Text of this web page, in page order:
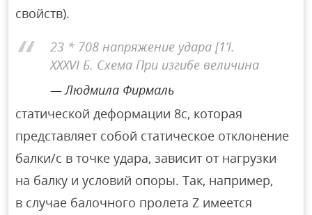
свойств).
23 * 708 напряжение удара [1’l.
XXXVI Б. Схема При изгибе величина
Людмила Фирмаль
статической деформации 8c, которая
представляет собой статическое отклонение
балки/с в точке удара, зависит от нагрузки
на балку и условий опоры. Так, например,
в случае балочного пролета Z имеется